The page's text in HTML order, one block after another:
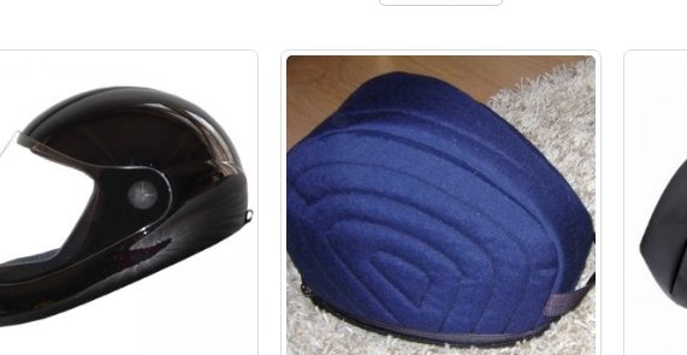
AGOTADO AGOTADO